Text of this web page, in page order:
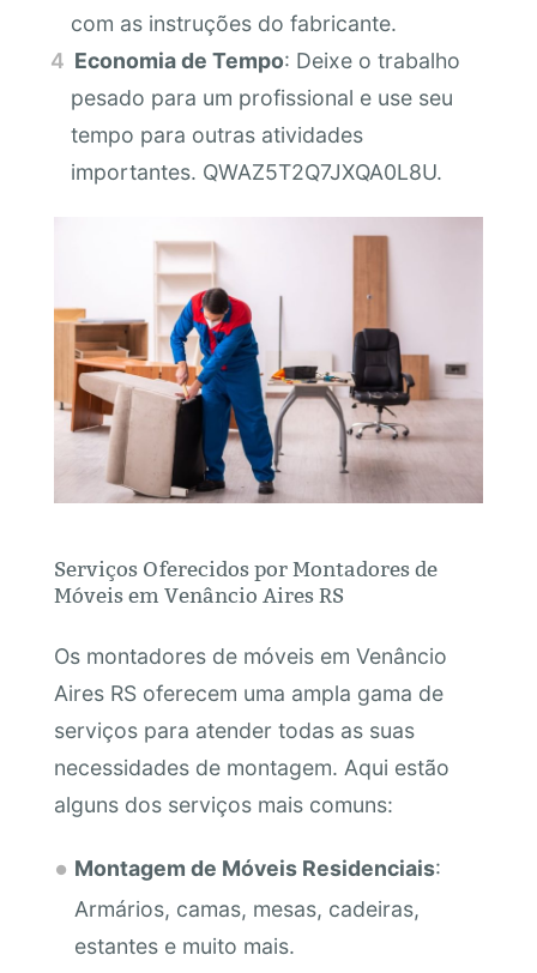
com as instruções do fabricante.
Economia de Tempo: Deixe o trabalho
pesado para um profissional e use seu
tempo para outras atividades
importantes. QWAZ5T2Q7JXQA0L8U.
Serviços Oferecidos por Montadores de
Móveis em Venâncio Aires RS
Os montadores de móveis em Venâncio
Aires RS oferecem uma ampla gama de
serviços para atender todas as suas
necessidades de montagem. Aqui estão
alguns dos serviços mais comuns:
Montagem de Móveis Residenciais:
Armários, camas, mesas, cadeiras,
estantes e muito mais.